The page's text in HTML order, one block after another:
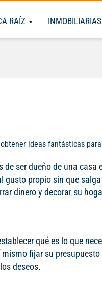
RAÍZ INMOBILIARIAS
ideas fantásticas
ser dueño de una casa
gusto propio sin que
dinero y decorar su
qué es lo que
fijar su
deseos.